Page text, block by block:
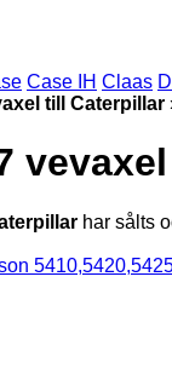
Case IH Claas
till Caterpillar
har sålts